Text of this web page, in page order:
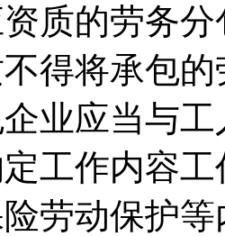
质的劳务
得将承包
业应当与
工作内容
劳动保护